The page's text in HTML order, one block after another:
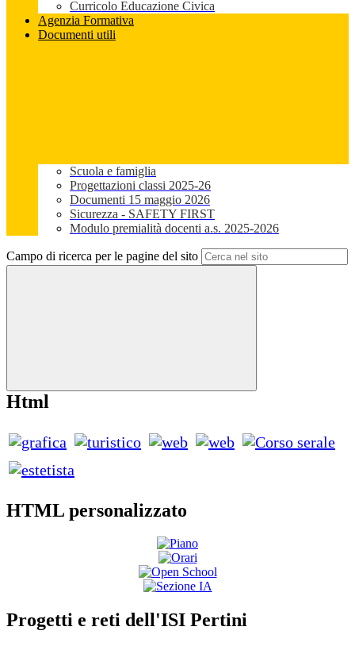
Curricolo Educazione Civica
Agenzia Formativa
Documenti utili
Scuola e famiglia
Progettazioni classi 2025-26
Documenti 15 maggio 2026
Sicurezza - SAFETY FIRST
Modulo premialità docenti a.s. 2025-2026
Campo di ricerca per le pagine del sito
Html
HTML personalizzato
Progetti e reti dell'ISI Pertini